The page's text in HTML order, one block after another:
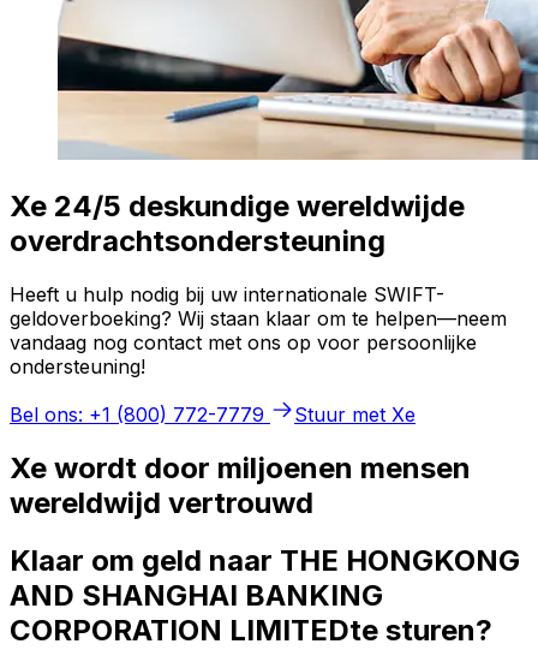
Xe 24/5 deskundige wereldwijde
overdrachtsondersteuning
Heeft u hulp nodig bij uw internationale SWIFT-
geldoverboeking? Wij staan klaar om te helpen—neem
vandaag nog contact met ons op voor persoonlijke
ondersteuning!
Bel ons: +1 (800) 772-7779
Stuur met Xe
Xe wordt door miljoenen mensen
wereldwijd vertrouwd
Klaar om geld naar THE HONGKONG
AND SHANGHAI BANKING
CORPORATION LIMITEDte sturen?